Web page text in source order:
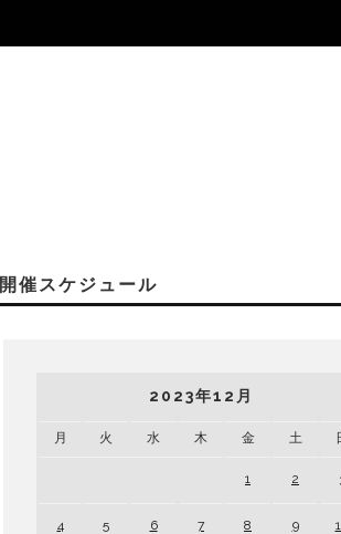
開催スケジュール
2023年12月
月 火 水 木 金 土
1 2
4 5 6 7 8 9